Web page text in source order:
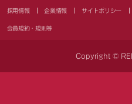
採用情報 企業情報 サイトポリシー
会員規約・規則等
Copyright ©